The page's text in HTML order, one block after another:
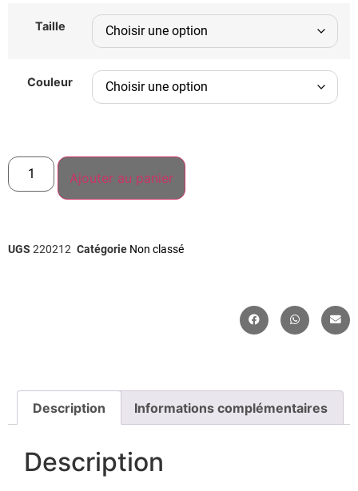
Taille
Couleur
Ajouter au panier
UGS 220212 Catégorie Non classé
Description Informations complémentaires
Description